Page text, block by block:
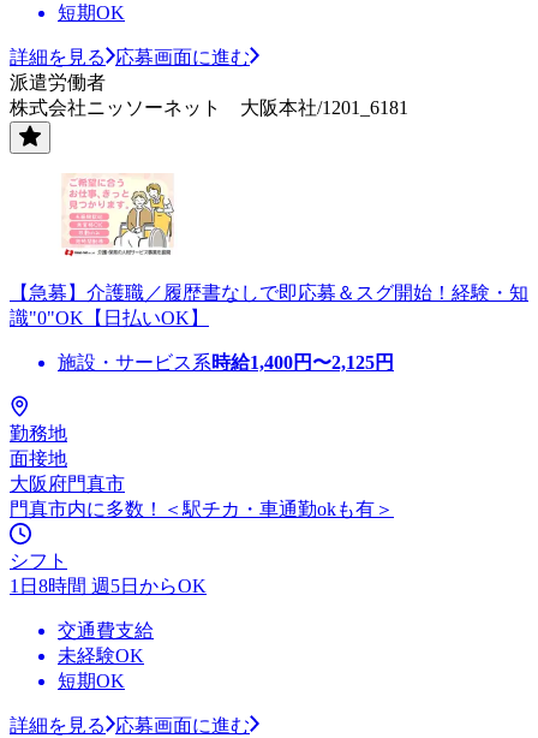
短期OK
詳細を見る
応募画面に進む
派遣労働者
株式会社ニッソーネット 大阪本社/1201_6181
【急募】介護職／履歴書なしで即応募＆スグ開始！経験・知
識"0"OK【日払いOK】
施設・サービス系時給1,400円〜2,125円
勤務地
面接地
大阪府門真市
門真市内に多数！＜駅チカ・車通勤okも有＞
シフト
1日8時間 週5日からOK
交通費支給
未経験OK
短期OK
詳細を見る 応募画面に進む